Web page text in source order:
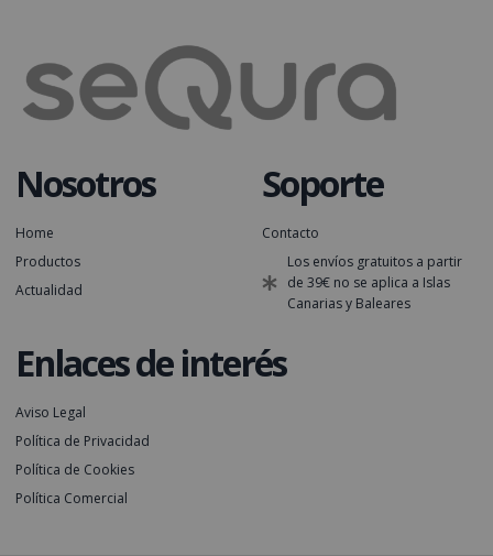
Nosotros
Home
Productos
Actualidad
Soporte
Contacto
Los envíos gratuitos a partir
de 39€ no se aplica a Islas
Canarias y Baleares
Enlaces de interés
Aviso Legal
Política de Privacidad
Política de Cookies
Política Comercial